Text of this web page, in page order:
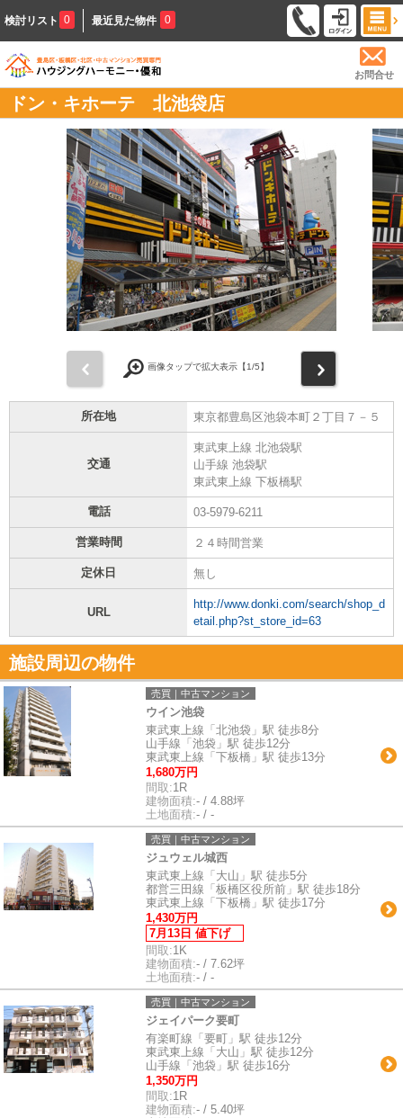
検討リスト 0 最近見た物件 0
お問合せ
ドン・キホーテ 北池袋店
画像タップで拡大表示【1/5】
所在地 東京都豊島区池袋本町２丁目７－５
交通
東武東上線 北池袋駅
山手線 池袋駅
東武東上線 下板橋駅
電話 03-5979-6211
営業時間 ２４時間営業
定休日 無し
URL
http://www.donki.com/search/shop_d
etail.php?st_store_id=63
施設周辺の物件
売買｜中古マンション
ウイン池袋
東武東上線「北池袋」駅 徒歩8分
山手線「池袋」駅 徒歩12分
東武東上線「下板橋」駅 徒歩13分
1,680万円
間取:1R
建物面積:- / 4.88坪
土地面積:- / -
売買｜中古マンション
ジュウェル城西
東武東上線「大山」駅 徒歩5分
都営三田線「板橋区役所前」駅 徒歩18分
東武東上線「下板橋」駅 徒歩17分
1,430万円
7月13日 値下げ
間取:1K
建物面積:- / 7.62坪
土地面積:- / -
売買｜中古マンション
ジェイパーク要町
有楽町線「要町」駅 徒歩12分
東武東上線「大山」駅 徒歩12分
山手線「池袋」駅 徒歩16分
1,350万円
間取:1R
建物面積:- / 5.40坪